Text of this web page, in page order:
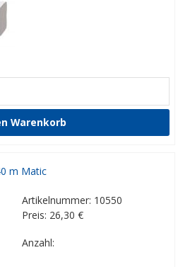
m Matic
Artikelnummer: 10550
Preis: 26,30 €
Anzahl: